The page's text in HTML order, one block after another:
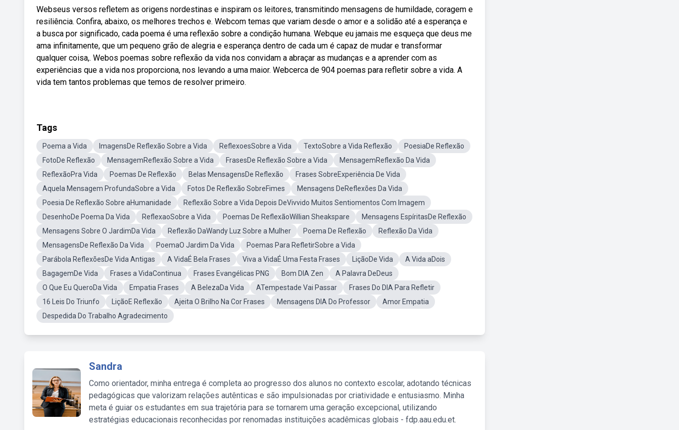
Webseus versos refletem as origens nordestinas e inspiram os leitores, transmitindo mensagens de humildade, coragem e
resiliência. Confira, abaixo, os melhores trechos e. Webcom temas que variam desde o amor e a solidão até a esperança e
a busca por significado, cada poema é uma reflexão sobre a condição humana. Webque eu jamais me esqueça que deus me
ama infinitamente, que um pequeno grão de alegria e esperança dentro de cada um é capaz de mudar e transformar
qualquer coisa,. Webos poemas sobre reflexão da vida nos convidam a abraçar as mudanças e a aprender com as
experiências que a vida nos proporciona, nos levando a uma maior. Webcerca de 904 poemas para refletir sobre a vida. A
vida tem tantos problemas que temos de resolver primeiro.
Tags
Poema a Vida ImagensDe Reflexão Sobre a Vida ReflexoesSobre a Vida TextoSobre a Vida Reflexão
PoesiaDe Reflexão
FotoDe Reflexão
MensagemReflexão Sobre a Vida FrasesDe Reflexão Sobre a Vida
MensagemReflexão Da Vida
ReflexãoPra Vida
Poemas De Reflexão Belas MensagensDe Reflexão
Frases SobreExperiência De Vida
Aquela Mensagem ProfundaSobre a Vida
Fotos De Reflexão SobreFimes
Mensagens DeReflexões Da Vida
Poesia De Reflexão Sobre aHumanidade
Reflexão Sobre a Vida Depois DeVivvido Muitos Sentiomentos Com Imagem
DesenhoDe Poema Da Vida
ReflexaoSobre a Vida Poemas De ReflexãoWillian Sheakspare
Mensagens EspíritasDe Reflexão
Mensagens Sobre O JardimDa Vida
Reflexão DaWandy Luz Sobre a Mulher Poema De Reflexão
Reflexão Da Vida
MensagensDe Reflexão Da Vida
PoemaO Jardim Da Vida
Poemas Para RefletirSobre a Vida
Parábola ReflexõesDe Vida Antigas
A VidaÉ Bela Frases Viva a VidaÉ Uma Festa Frases LiçãoDe Vida
A Vida aDois
BagagemDe Vida
Frases a VidaContinua Frases Evangélicas PNG Bom DIA Zen
A Palavra DeDeus
O Que Eu QueroDa Vida
Empatia Frases A BelezaDa Vida ATempestade Vai Passar
Frases Do DIA Para Refletir
16 Leis Do Triunfo
LiçãoE Reflexão Ajeita O Brilho Na Cor Frases Mensagens DIA Do Professor
Amor Empatia
Despedida Do Trabalho Agradecimento
Sandra
Como orientador, minha entrega é completa ao progresso dos alunos no contexto escolar, adotando técnicas
pedagógicas que valorizam relações autênticas e são impulsionadas por criatividade e entusiasmo. Minha
meta é guiar os estudantes em sua trajetória para se tornarem uma geração excepcional, utilizando
estratégias educacionais reconhecidas por renomadas instituições acadêmicas globais - fdp.aau.edu.et.